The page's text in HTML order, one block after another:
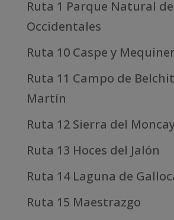
Ruta 1 Parque Natural
Occidentales
Ruta 10 Caspe y
Ruta 11 Campo de
Martín
Ruta 12 Sierra del
Ruta 13 Hoces del Jalón
Ruta 14 Laguna de
Ruta 15 Maestrazgo